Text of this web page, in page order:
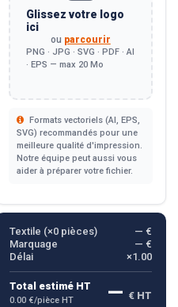
Glissez votre logo
ici
ou parcourir
PNG · JPG · SVG · PDF · AI
· EPS — max 20 Mo
Formats vectoriels (AI, EPS,
SVG) recommandés pour une
meilleure qualité d'impression.
Notre équipe peut aussi vous
aider à préparer votre fichier.
Textile (×0pièces)
— €
Marquage
— €
Délai
×1.00
Total estimé HT
0.00 €/pièce HT — € HT